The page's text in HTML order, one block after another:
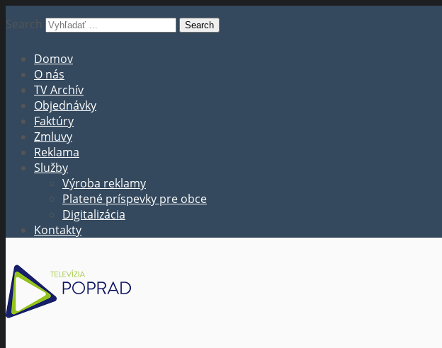
Search
Domov
O nás
TV Archív
Objednávky
Faktúry
Zmluvy
Reklama
Služby
Výroba reklamy
Platené príspevky pre obce
Digitalizácia
Kontakty